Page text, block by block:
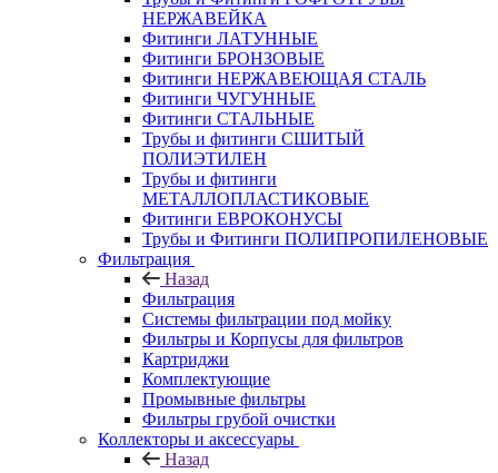
НЕРЖАВЕЙКА
Фитинги ЛАТУННЫЕ
Фитинги БРОНЗОВЫЕ
Фитинги НЕРЖАВЕЮЩАЯ СТАЛЬ
Фитинги ЧУГУННЫЕ
Фитинги СТАЛЬНЫЕ
Трубы и фитинги СШИТЫЙ
ПОЛИЭТИЛЕН
Трубы и фитинги
МЕТАЛЛОПЛАСТИКОВЫЕ
Фитинги ЕВРОКОНУСЫ
Трубы и Фитинги ПОЛИПРОПИЛЕНОВЫЕ
Фильтрация
Назад
Фильтрация
Системы фильтрации под мойку
Фильтры и Корпусы для фильтров
Картриджи
Комплектующие
Промывные фильтры
Фильтры грубой очистки
Коллекторы и аксессуары
Назад